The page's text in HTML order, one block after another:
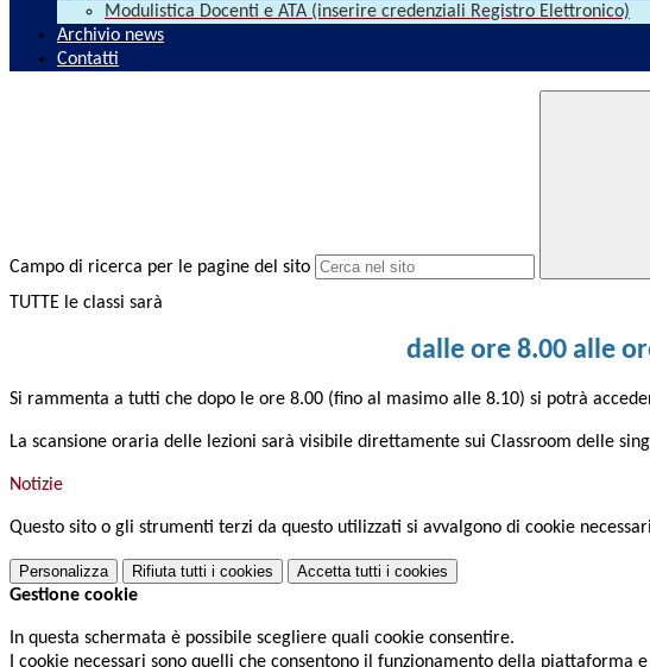
Modulistica Docenti e ATA (inserire credenziali Registro Elettronico)
Archivio news
Contatti
Campo di ricerca per le pagine del sito
TUTTE le classi sarà
dalle ore 8.00 alle
Si rammenta a tutti che dopo le ore 8.00 (fino al masimo alle 8.10) si potrà
La scansione oraria delle lezioni sarà visibile direttamente sui Classroom delle
Notizie
Questo sito o gli strumenti terzi da questo utilizzati si avvalgono di cookie
Personalizza Rifiuta tutti i cookies Accetta tutti i cookies
Gestione cookie
In questa schermata è possibile scegliere quali cookie consentire.
I cookie necessari sono quelli che consentono il funzionamento della piattaforma